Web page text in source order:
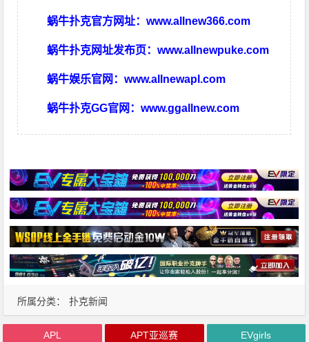
蜗牛扑克官方网址：www.allnew366.com
蜗牛扑克网址发布页：www.allnewpuke.com
蜗牛娱乐官网：www.allnewapl.com
蜗牛扑克GG官网：www.ggallnew.com
所属分类： 扑克新闻
APL APT亚巡赛 EVgirls